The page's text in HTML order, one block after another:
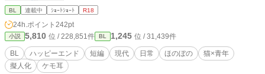
BL 連載中 ｼｮｰﾄｼｮｰﾄ R18
24h.ポイント 242pt
小説 5,810 位 / 228,851件 BL 1,245 位 / 31,439件
BL ハッピーエンド 短編 現代 日常 ほのぼの
猫×青年
擬人化
ケモ耳